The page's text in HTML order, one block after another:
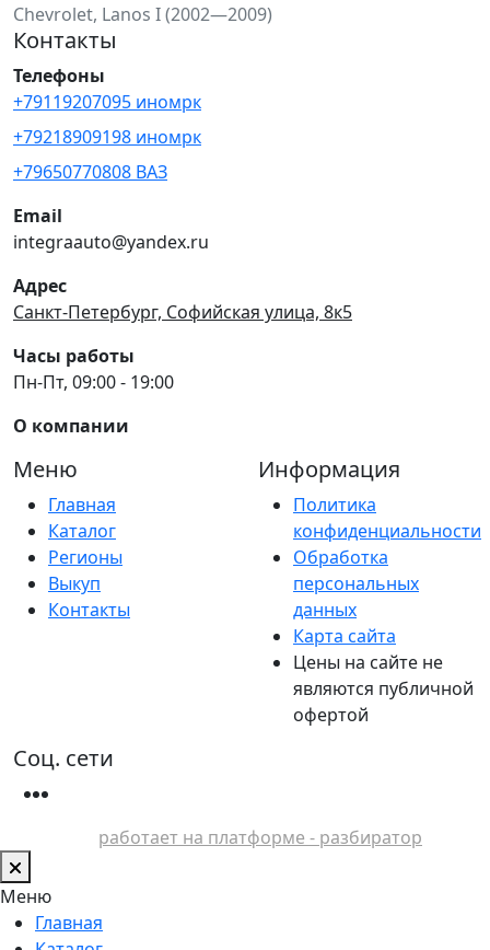
Chevrolet, Lanos I (2002—2009)
Контакты
Телефоны
+79119207095 иномрк
+79218909198 иномрк
+79650770808 ВАЗ
Email
integraauto@yandex.ru
Адрес
Санкт-Петербург, Софийская улица, 8к5
Часы работы
Пн-Пт, 09:00 - 19:00
О компании
Меню
Главная
Каталог
Регионы
Выкуп
Контакты
Информация
Политика
конфиденциальности
Обработка
персональных
данных
Карта сайта
Цены на сайте не
являются публичной
офертой
Соц. сети
работает на платформе - разбиратор
Меню
Главная